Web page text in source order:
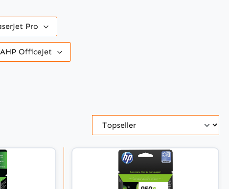
Pro
OfficeJet